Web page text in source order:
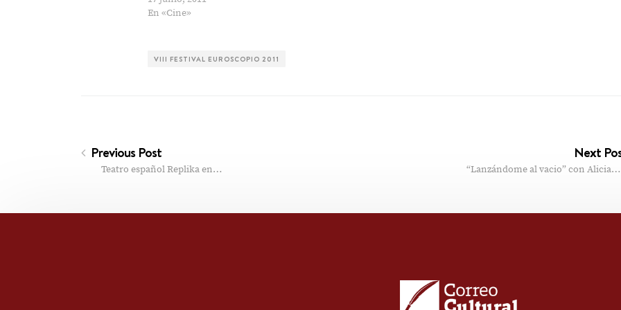
En «Cine»
VIII FESTIVAL EUROSCOPIO 2011
Previous Post
Teatro español Replika en…
Next
“Lanzándome al vacio” con Alicia…